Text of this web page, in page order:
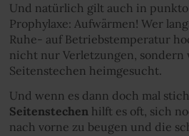
Und natürlich gilt auch in
Prophylaxe: Aufwärmen! Wer
Ruhe- auf Betriebstemperatur
nicht nur Verletzungen, sondern
Seitenstechen heimgesucht.
Und wenn es dann doch mal
Seitenstechen hilft es oft, sich
nach vorne zu beugen und die